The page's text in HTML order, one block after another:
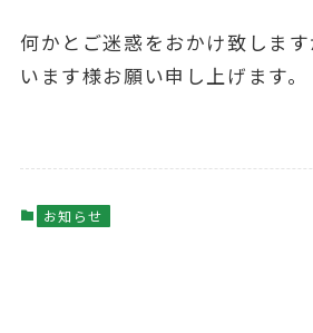
何かとご迷惑をおかけ致しま
います様お願い申し上げます。
お知らせ